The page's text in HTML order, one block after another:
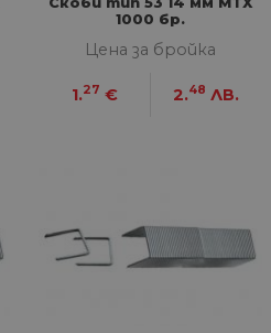
1000 бр.
Цена за бройка
1.27 € 2.48 ЛВ.